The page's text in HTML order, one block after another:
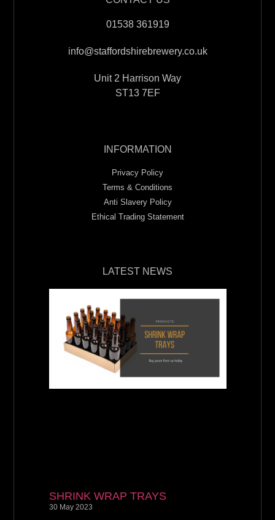
01538 361919
info@staffordshirebrewery.co.uk
Unit 2 Harrison Way
ST13 7EF
INFORMATION
Privacy Policy
Terms & Conditions
Anti Slavery Policy
Ethical Trading Statement
LATEST NEWS
SHRINK WRAP TRAYS
30 May 2023